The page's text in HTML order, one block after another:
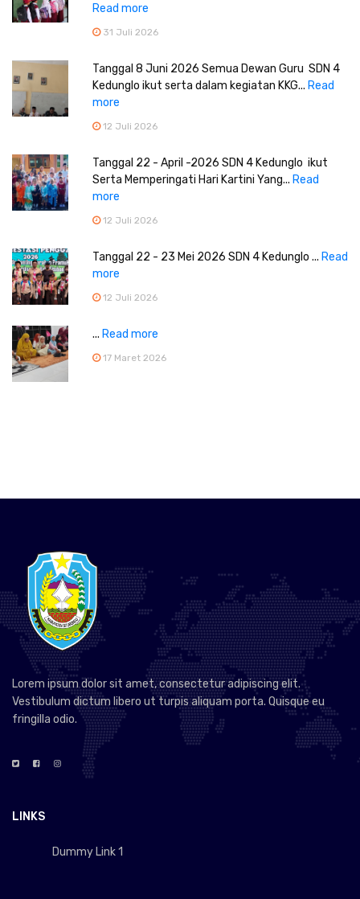
Read more
31 Juli 2026
Tanggal 8 Juni 2026 Semua Dewan Guru SDN 4
Kedunglo ikut serta dalam kegiatan KKG... Read
more
12 Juli 2026
Tanggal 22 - April -2026 SDN 4 Kedunglo ikut
Serta Memperingati Hari Kartini Yang... Read
more
12 Juli 2026
Tanggal 22 - 23 Mei 2026 SDN 4 Kedunglo ... Read
more
12 Juli 2026
... Read more
17 Maret 2026
Lorem ipsum dolor sit amet, consectetur adipiscing elit.
Vestibulum dictum libero ut turpis aliquam porta. Quisque eu
fringilla odio.
LINKS
Dummy Link 1